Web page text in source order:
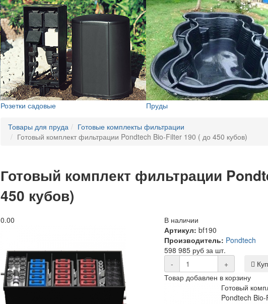
Розетки садовые Пруды
Товары для пруда
Готовые комплекты фильтрации
Готовый комплект фильтрации Pondtech Bio-Filter 190 ( до 450 кубов)
Готовый комплект фильтрации
450 кубов)
0.00
В наличии
Артикул: bf190
Производитель: Pondtech
598 985 руб за шт.
-
+
Товар добавлен в корзину
Готовый
Pondtech